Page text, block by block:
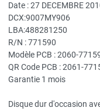
Date : 27 DECEMBRE
DCX:9007MY906
LBA:488281250
R/N : 771590
Modèle PCB : 2060-
QR Code PCB : 2061-
Garantie 1 mois
Disque dur d'occasion